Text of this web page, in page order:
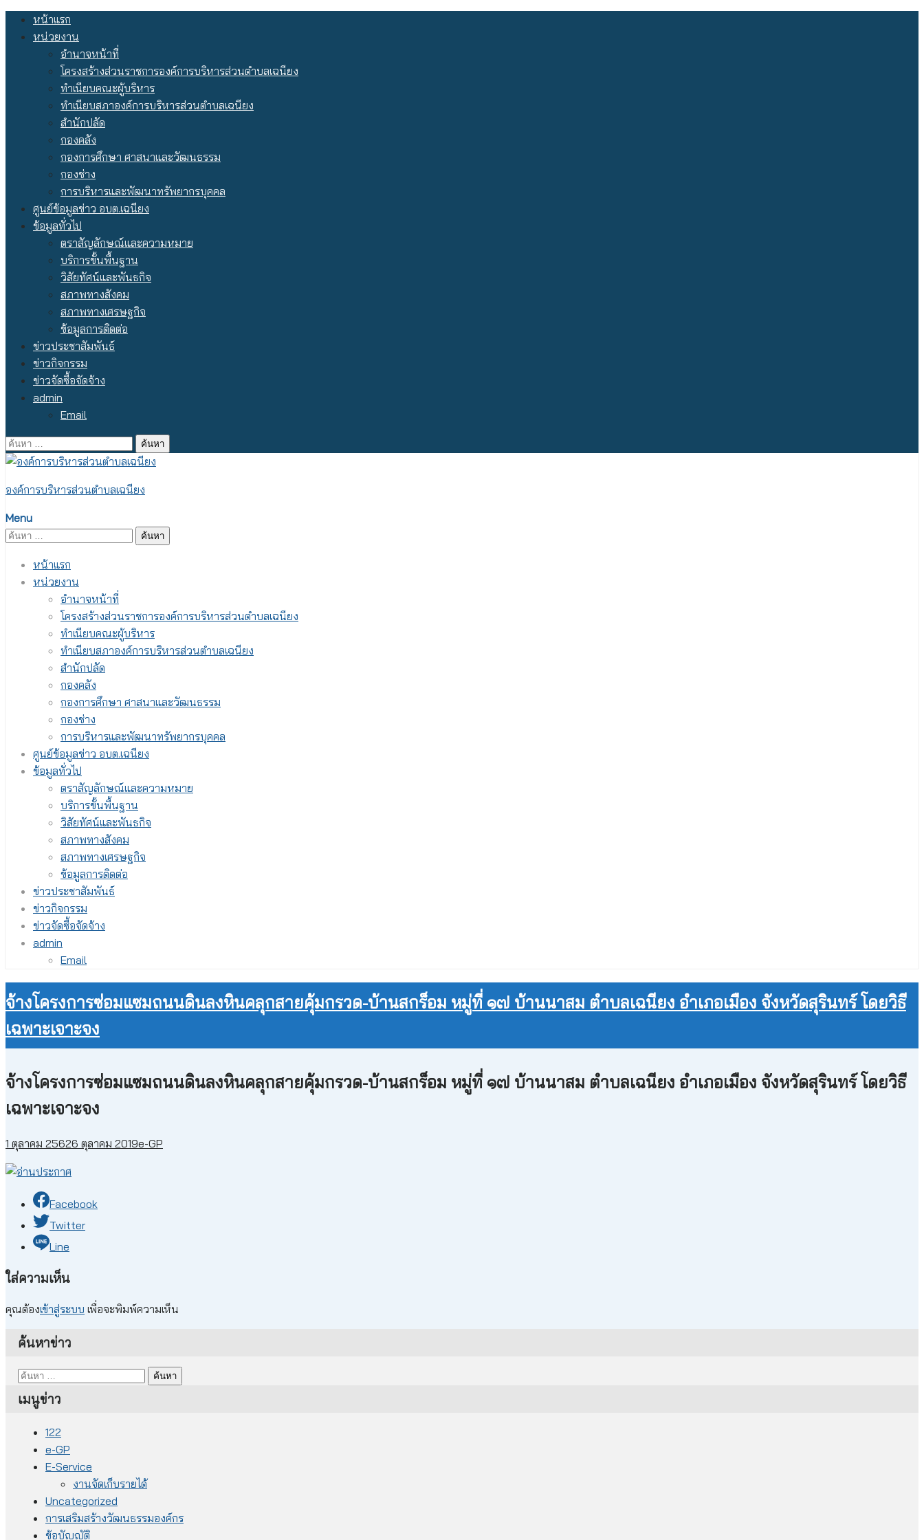
Skip หน้าแรก
หน่วยงาน
อำนาจหน้าที่
โครงสร้างส่วนราชการองค์การบริหารส่วนตำบลเฉนียง
ทำเนียบคณะผู้บริหาร
ทำเนียบสภาองค์การบริหารส่วนตำบลเฉนียง
สำนักปลัด
กองคลัง
กองการศึกษา ศาสนาและวัฒนธรรม
กองช่าง
การบริหารและพัฒนาทรัพยากรบุคคล
ศูนย์ข้อมูลข่าว อบต.เฉนียง
ข้อมูลทั่วไป
ตราสัญลักษณ์และความหมาย
บริการขั้นพื้นฐาน
วิสัยทัศน์และพันธกิจ
สภาพทางสังคม
สภาพทางเศรษฐกิจ
ข้อมูลการติดต่อ
ข่าวประชาสัมพันธ์
ข่าวกิจกรรม
ข่าวจัดซื้อจัดจ้าง
admin
Email
ค้นหา
สำหรับ:
องค์การบริหารส่วนตำบลเฉนียง
Menu
ค้นหา
หน้าแรก
หน่วยงาน
อำนาจหน้าที่
โครงสร้างส่วนราชการองค์การบริหารส่วนตำบลเฉนียง
ทำเนียบคณะผู้บริหาร
ทำเนียบสภาองค์การบริหารส่วนตำบลเฉนียง
สำนักปลัด
กองคลัง
กองการศึกษา ศาสนาและวัฒนธรรม
กองช่าง
การบริหารและพัฒนาทรัพยากรบุคคล
ศูนย์ข้อมูลข่าว อบต.เฉนียง
ข้อมูลทั่วไป
ตราสัญลักษณ์และความหมาย
บริการขั้นพื้นฐาน
วิสัยทัศน์และพันธกิจ
สภาพทางสังคม
สภาพทางเศรษฐกิจ
ข้อมูลการติดต่อ
ข่าวประชาสัมพันธ์
ข่าวกิจกรรม
ข่าวจัดซื้อจัดจ้าง
admin
Email
จ้างโครงการซ่อมแซมถนนดินลงหินคลุกสายคุ้มกรวด-บ้านสกร็อม หมู่ที่ ๑๗ บ้านนาสม ตำบลเฉนียง อำเภอเมือง จังหวัดสุรินทร์ โดยวิธี
เฉพาะเจาะจง
จ้างโครงการซ่อมแซมถนนดินลงหินคลุกสายคุ้มกรวด-บ้านสกร็อม หมู่ที่ ๑๗ บ้านนาสม ตำบลเฉนียง อำเภอเมือง จังหวัดสุรินทร์ โดยวิธี
เฉพาะเจาะจง
1 ตุลาคม 25626 ตุลาคม 2019e-GP
Facebook
Twitter
Line
ใส่ความเห็น
คุณต้องเข้าสู่ระบบ เพื่อจะพิมพ์ความเห็น
ค้นหาข่าว
ค้นหา
สำหรับ:
เมนูข่าว
122
e-GP
E-Service
งานจัดเก็บรายได้
Uncategorized
การเสริมสร้างวัฒนธรรมองค์กร
ข้อบัญญัติ